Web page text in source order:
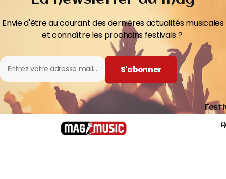
Envie d'être au courant des dernières actualités musicales
et connaître les prochains festivals ?
S'abonner